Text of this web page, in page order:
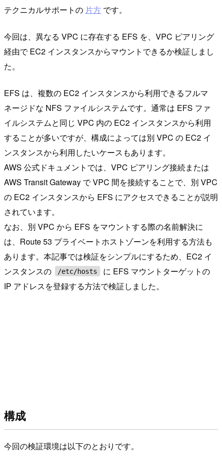
テクニカルサポートの 片方 です。
今回は、異なる VPC に存在する EFS を、VPC ピアリング
経由で EC2 インスタンスからマウントできるか検証しまし
た。
EFS は、複数の EC2 インスタンスから利用できるフルマ
ネージドな NFS ファイルシステムです。通常は EFS ファ
イルシステムと同じ VPC 内の EC2 インスタンスから利用
することが多いですが、構成によっては別 VPC の EC2 イ
ンスタンスから利用したいケースもあります。
AWS 公式ドキュメントでは、VPC ピアリング接続または
AWS Transit Gateway で VPC 間を接続することで、別 VPC
の EC2 インスタンスから EFS にアクセスできることが説明
されています。
なお、別 VPC から EFS をマウントする際の名前解決に
は、Route 53 プライベートホストゾーンを利用する方法も
あります。本記事では検証をシンプルにするため、EC2 イ
ンスタンスの
/etc/hosts
に EFS マウントターゲットの
IP アドレスを登録する方法で検証しました。
構成
今回の検証環境は以下のとおりです。